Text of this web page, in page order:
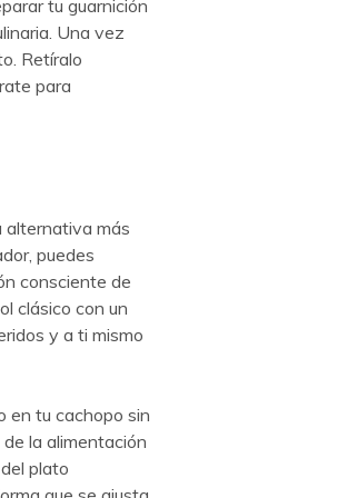
tu guarnición
Una vez
Retíralo
para
alternativa más
puedes
consciente de
clásico con un
y a ti mismo
en tu cachopo sin
la alimentación
plato